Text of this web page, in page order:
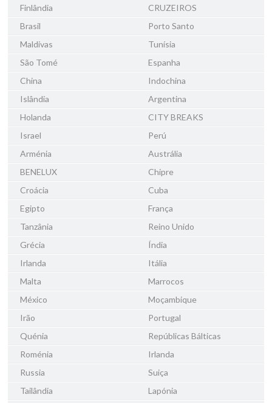
Finlândia
CRUZEIROS
Brasil
Porto Santo
Maldivas
Tunísia
São Tomé
Espanha
China
Indochina
Islândia
Argentina
Holanda
CITY BREAKS
Israel
Perú
Arménia
Austrália
BENELUX
Chipre
Croácia
Cuba
Egipto
França
Tanzânia
Reino Unido
Grécia
Índia
Irlanda
Itália
Malta
Marrocos
México
Moçambique
Irão
Portugal
Quénia
Repúblicas Bálticas
Roménia
Irlanda
Russia
Suiça
Tailândia
Lapónia